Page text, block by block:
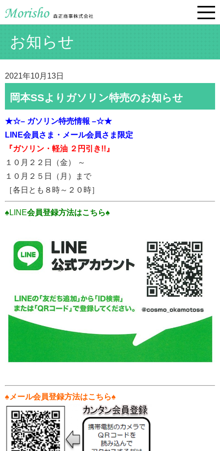
お知らせ
2021年10月13日
岡本SSよりガソリン特売のお知らせ
★☆– ガソリン特売情報 –☆★
LINE会員さま・ メール会員さま限定
『ガソリン・軽油 ２円引き!!』
１０月２２日（金） ～
１０月２５日（月）まで
［各日とも８時～２０時］
♠LINE会員登録方法はこちら♠
♠ メール会員登録方法はこちら♠